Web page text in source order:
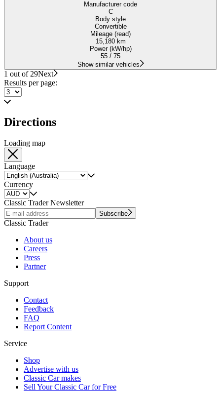
Manufacturer code
C
Body style
Convertible
Mileage (read)
15,180 km
Power (kW/hp)
55 / 75
Show similar vehicles
1 out of 29Next
Results per page:
Directions
Loading map
Language
Currency
Classic Trader Newsletter
Subscribe
Classic Trader
About us
Careers
Press
Partner
Support
Contact
Feedback
FAQ
Report Content
Service
Shop
Advertise with us
Classic Car makes
Sell Your Classic Car for Free